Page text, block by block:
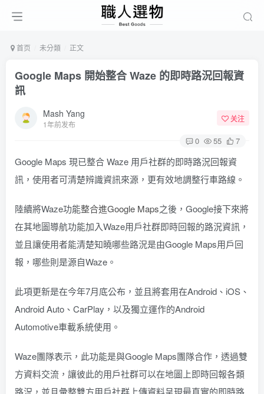
首页 未分類 正文
Google Maps 開始整合 Waze 的即時路況回報資
訊
Mash Yang
1年前发布
关注
0 55 7
Google Maps 現已整合 Waze 用戶社群的即時路況回報資
訊，使用者可清楚辨識資訊來源，更有效地調整行車路線。
陸續將Waze功能整合進Google Maps之後，Google接下來將
在其地圖導航功能加入Waze用戶社群即時回報的路況資訊，
並且讓使用者能清楚知曉哪些路況是由Google Maps用戶回
報，哪些則是源自Waze。
此項更新是在今年7月底公布，並且將套用在Android、iOS、
Android Auto、CarPlay，以及獨立運作的Android
Automotive車載系統使用。
Waze團隊表示，此功能是與Google Maps團隊合作，透過雙
方資料交流，讓彼此的用戶社群可以在地圖上即時回報各類
路況，並且彙整雙方用戶社群上傳資料呈現最真實的即時路